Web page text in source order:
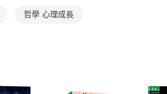
資料（包含姓名、電話或地址）提
用，由本公司與您本人進行分期帳
是否繳費成功／繳費後需取消欲退
２．關於個人資料處理事宜，請瀏
離島宅配（澎湖、金門、馬祖
哲學 心理成長